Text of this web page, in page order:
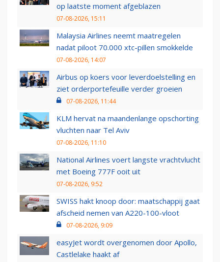
op laatste moment afgeblazen
07-08-2026, 15:11
Malaysia Airlines neemt maatregelen
nadat piloot 70.000 xtc-pillen smokkelde
07-08-2026, 14:07
Airbus op koers voor leverdoelstelling en
ziet orderportefeuille verder groeien
07-08-2026, 11:44
KLM hervat na maandenlange opschorting
vluchten naar Tel Aviv
07-08-2026, 11:10
National Airlines voert langste vrachtvlucht
met Boeing 777F ooit uit
07-08-2026, 9:52
SWISS hakt knoop door: maatschappij gaat
afscheid nemen van A220-100-vloot
07-08-2026, 9:09
easyJet wordt overgenomen door Apollo,
Castlelake haakt af